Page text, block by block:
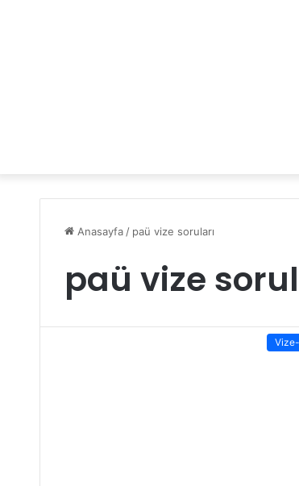
Anasayfa / paü vize soruları
paü vize